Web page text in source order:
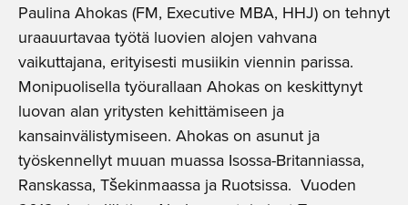
Paulina Ahokas (FM, Executive MBA, HHJ) on tehnyt
uraauurtavaa työtä luovien alojen vahvana
vaikuttajana, erityisesti musiikin viennin parissa.
Monipuolisella työurallaan Ahokas on keskittynyt
luovan alan yritysten kehittämiseen ja
kansainvälistymiseen. Ahokas on asunut ja
työskennellyt muuan muassa Isossa-Britanniassa,
Ranskassa, Tšekinmaassa ja Ruotsissa. Vuoden